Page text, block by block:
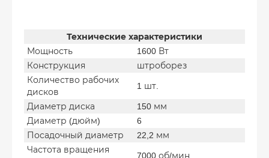
Технические характеристики
Мощность
1600 Вт
Конструкция
штроборез
Количество рабочих
дисков
1 шт.
Диаметр диска
150 мм
Диаметр (дюйм)
6
Посадочный диаметр
22,2 мм
Частота вращения
7000 об/мин